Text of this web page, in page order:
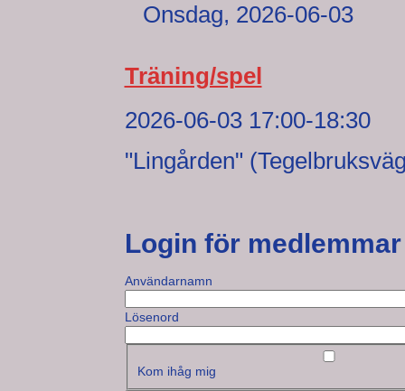
Onsdag, 2026-06-03
Träning/spel
2026-06-03 17:00-18:30
"Lingården"
Login för medlemmar
Användarnamn
Lösenord
Kom ihåg mig